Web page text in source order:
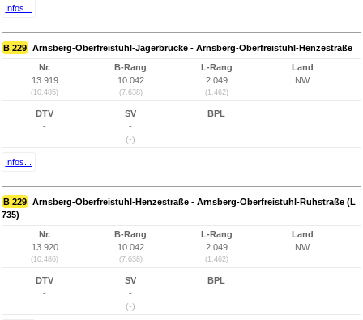
Infos...
B 229 Arnsberg-Oberfreistuhl-Jägerbrücke - Arnsberg-Oberfreistuhl-Henzestraße
Nr.
13.919
(10.485)
B-Rang
10.042
(7.638)
L-Rang
2.049
(1.462)
Land
NW
DTV
-
SV
-
(-)
BPL
Infos...
B 229 Arnsberg-Oberfreistuhl-Henzestraße - Arnsberg-Oberfreistuhl-Ruhstraße (L
735)
Nr.
13.920
(10.486)
B-Rang
10.042
(7.638)
L-Rang
2.049
(1.462)
Land
NW
DTV
-
SV
-
(-)
BPL